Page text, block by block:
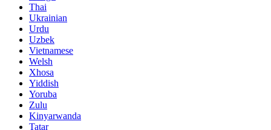
Thai
Ukrainian
Urdu
Uzbek
Vietnamese
Welsh
Xhosa
Yiddish
Yoruba
Zulu
Kinyarwanda
Tatar